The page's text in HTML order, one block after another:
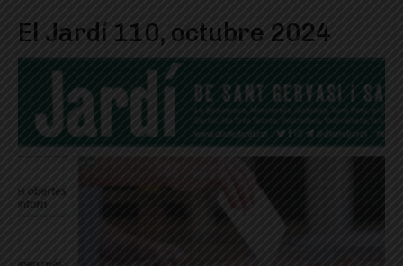
El Jardí 110, octubre 2024